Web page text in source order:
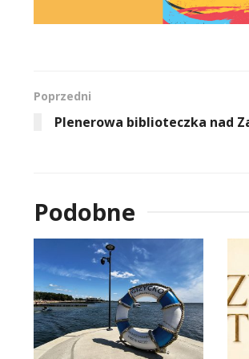
Poprzedni
Plenerowa biblioteczka nad
Podobne